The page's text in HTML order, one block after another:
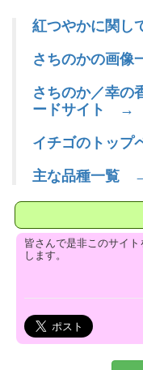
紅つやかに関
さちのかの画
さちのか／幸の
ードサイト →
イチゴのトッ
主な品種一覧
皆さんで是非このサイ
します。